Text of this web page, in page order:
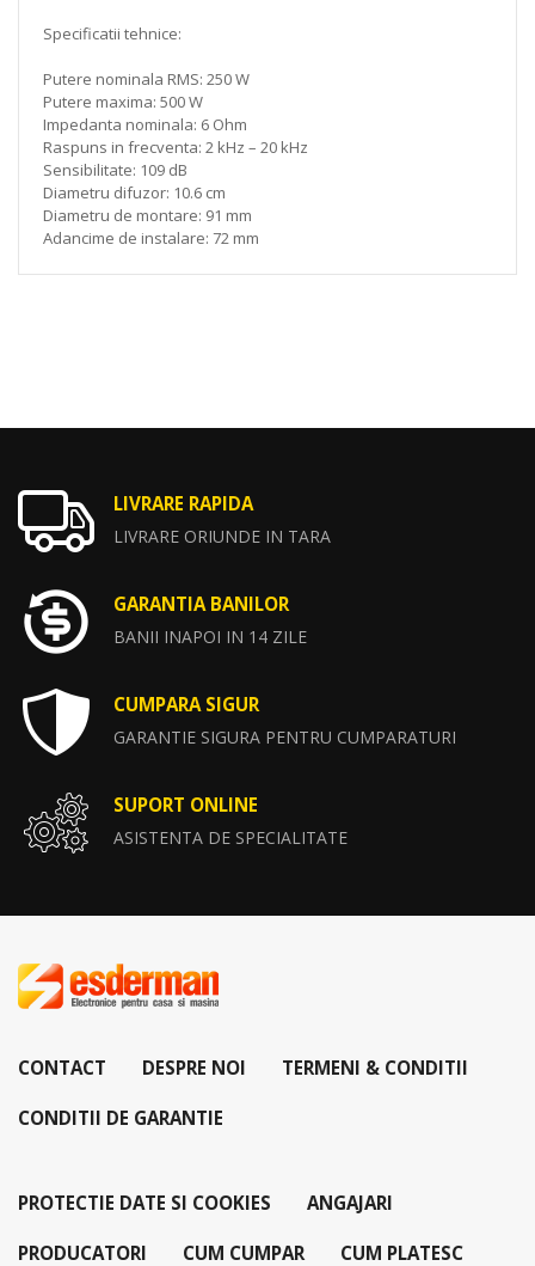
Specificatii tehnice:
Putere nominala RMS: 250 W
Putere maxima: 500 W
Impedanta nominala: 6 Ohm
Raspuns in frecventa: 2 kHz – 20 kHz
Sensibilitate: 109 dB
Diametru difuzor: 10.6 cm
Diametru de montare: 91 mm
Adancime de instalare: 72 mm
LIVRARE RAPIDA
LIVRARE ORIUNDE IN TARA
GARANTIA BANILOR
BANII INAPOI IN 14 ZILE
CUMPARA SIGUR
GARANTIE SIGURA PENTRU CUMPARATURI
SUPORT ONLINE
ASISTENTA DE SPECIALITATE
CONTACT DESPRE NOI TERMENI & CONDITII
CONDITII DE GARANTIE
PROTECTIE DATE SI COOKIES ANGAJARI
PRODUCATORI CUM CUMPAR CUM PLATESC